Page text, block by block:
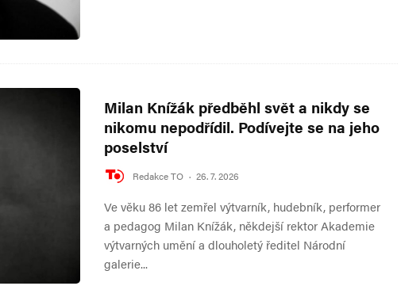
Milan Knížák předběhl svět a nikdy se
nikomu nepodřídil. Podívejte se na jeho
poselství
Redakce TO · 26. 7. 2026
Ve věku 86 let zemřel výtvarník, hudebník, performer
a pedagog Milan Knížák, někdejší rektor Akademie
výtvarných umění a dlouholetý ředitel Národní
galerie...